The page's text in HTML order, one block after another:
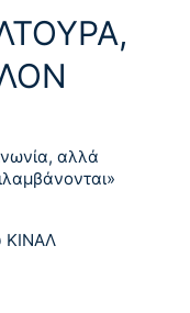
αλλά
ΚΙΝΑΛ